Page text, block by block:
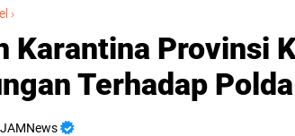
›
Karantina Provinsi
Terhadap